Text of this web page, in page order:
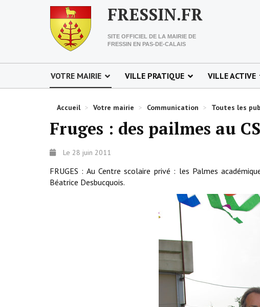
FRESSIN.FR
SITE OFFICIEL DE LA MAIRIE DE
FRESSIN EN PAS-DE-CALAIS
VOTRE MAIRIE VILLE PRATIQUE VILLE ACTIVE
Accueil > Votre mairie > Communication > Toutes les
Fruges : des pailmes au
Le 28 juin 2011
FRUGES : Au Centre scolaire privé : les Palmes
Béatrice Desbucquois.